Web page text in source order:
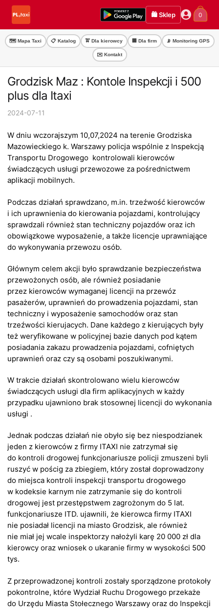
Przejdź
nawigacji
Przejdź
treści
🛍️ Sklep 0
🗺️ Mapa Taxi 📋 Katalog 🚖 Dla kierowcy 🏢 Dla firm 📡 Monitoring GPS
✉️ Kontakt
Grodzisk Maz : Kontole Inspekcji i 500
plus dla Itaxi
2024-07-11
W dniu wczorajszym 10,07,2024 na terenie Grodziska
Mazowieckiego k. Warszawy policja wspólnie z Inspekcją
Transportu Drogowego kontrolowali kierowców
świadczących usługi przewozowe za pośrednictwem
aplikacji mobilnych.
Podczas działań sprawdzano, m.in. trzeźwość kierowców
i ich uprawnienia do kierowania pojazdami, kontrolujący
sprawdzali również stan techniczny pojazdów oraz ich
obowiązkowe wyposażenie, a także licencje uprawniające
do wykonywania przewozu osób.
Głównym celem akcji było sprawdzanie bezpieczeństwa
przewożonych osób, ale również posiadanie
przez kierowców wymaganej licencji na przewóz
pasażerów, uprawnień do prowadzenia pojazdami, stan
techniczny i wyposażenie samochodów oraz stan
trzeźwości kierujacych. Dane każdego z kierujących były
też weryfikowane w policyjnej bazie danych pod kątem
posiadania zakazu prowadzenia pojazdami, cofniętych
uprawnień oraz czy są osobami poszukiwanymi.
W trakcie działań skontrolowano wielu kierowców
świadczących usługi dla firm aplikacyjnych w każdy
przypadku ujawniono brak stosownej licencji do wykonania
usługi .
Jednak podczas działań nie obyło się bez niespodzianek
jeden z kierowców z firmy ITAXI nie zatrzymał się
do kontroli drogowej funkcjonariusze policji zmuszeni byli
ruszyć w pościg za zbiegiem, który został doprowadzony
do miejsca kontroli inspekcji transportu drogowego
w kodeksie karnym nie zatrzymanie się do kontroli
drogowej jest przestępstwem zagrożonym do 5 lat.
funkcjonariusze ITD. ujawnili, że kierowca firmy ITAXI
nie posiadał licencji na miasto Grodzisk, ale również
nie miał jej wcale inspektorzy nałożyli karę 20 000 zł dla
kierowcy oraz wniosek o ukaranie firmy w wysokości 500
tys.
Z przeprowadzonej kontroli zostały sporządzone protokoły
pokontrolne, które Wydział Ruchu Drogowego przekaże
do Urzędu Miasta Stołecznego Warszawy oraz do Inspekcji